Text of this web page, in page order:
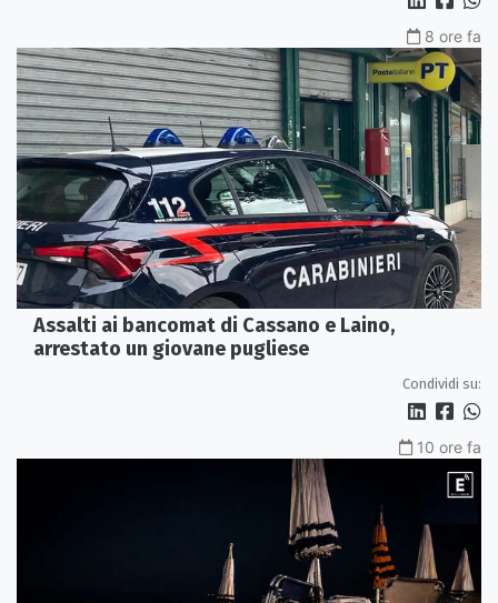
8 ore fa
Assalti ai bancomat di Cassano e Laino,
arrestato un giovane pugliese
Condividi su:
10 ore fa